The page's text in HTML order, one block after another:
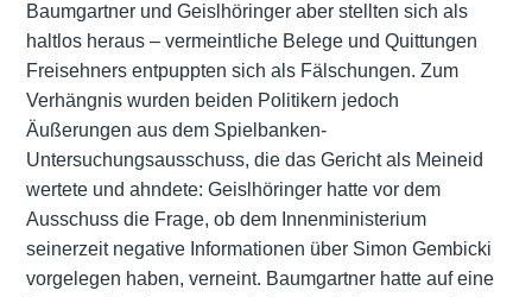
Baumgartner und Geislhöringer aber stellten sich als
haltlos heraus – vermeintliche Belege und Quittungen
Freisehners entpuppten sich als Fälschungen. Zum
Verhängnis wurden beiden Politikern jedoch
Äußerungen aus dem Spielbanken-
Untersuchungsausschuss, die das Gericht als Meineid
wertete und ahndete: Geislhöringer hatte vor dem
Ausschuss die Frage, ob dem Innenministerium
seinerzeit negative Informationen über Simon Gembicki
vorgelegen haben, verneint. Baumgartner hatte auf eine